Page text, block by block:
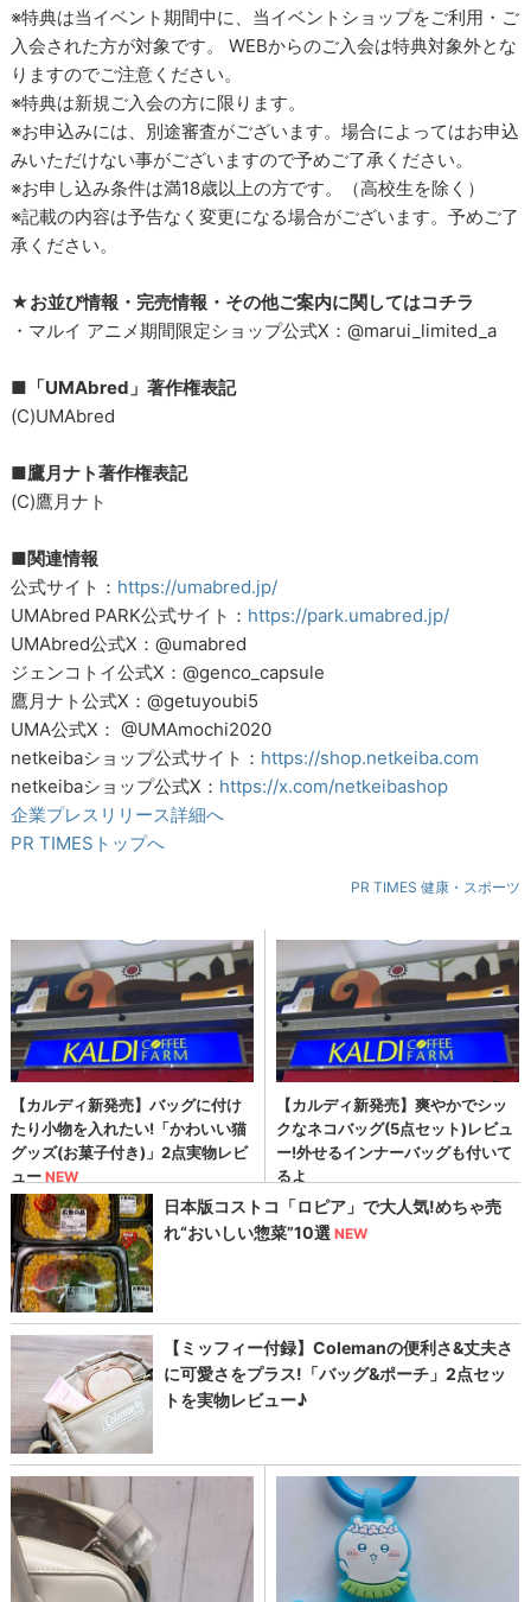
※特典は当イベント期間中に、当イベントショップをご利用・ご
入会された方が対象です。 WEBからのご入会は特典対象外とな
りますのでご注意ください。
※特典は新規ご入会の方に限ります。
※お申込みには、別途審査がございます。場合によってはお申込
みいただけない事がございますので予めご了承ください。
※お申し込み条件は満18歳以上の方です。（高校生を除く）
※記載の内容は予告なく変更になる場合がございます。予めご了
承ください。
★お並び情報・完売情報・その他ご案内に関してはコチラ
・マルイ アニメ期間限定ショップ公式X：@marui_limited_a
■「UMAbred」著作権表記
(C)UMAbred
■鷹月ナト著作権表記
(C)鷹月ナト
■関連情報
公式サイト： https://umabred.jp/
UMAbred PARK公式サイト： https://park.umabred.jp/
UMAbred公式X：@umabred
ジェンコトイ公式X：@genco_capsule
鷹月ナト公式X：@getuyoubi5
UMA公式X： @UMAmochi2020
netkeibaショップ公式サイト： https://shop.netkeiba.com
netkeibaショップ公式X： https://x.com/netkeibashop
企業プレスリリース詳細へ
PR TIMESトップへ
PR TIMES 健康・スポーツ